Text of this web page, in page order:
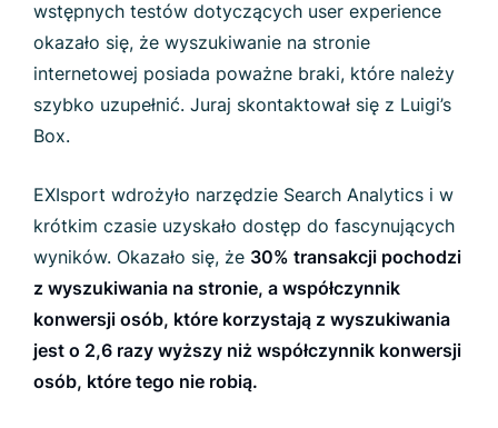
wstępnych testów dotyczących user experience
okazało się, że wyszukiwanie na stronie
internetowej posiada poważne braki, które należy
szybko uzupełnić. Juraj skontaktował się z Luigi’s
Box.
EXIsport wdrożyło narzędzie Search Analytics i w
krótkim czasie uzyskało dostęp do fascynujących
wyników. Okazało się, że 30% transakcji pochodzi
z wyszukiwania na stronie, a współczynnik
konwersji osób, które korzystają z wyszukiwania
jest o 2,6 razy wyższy niż współczynnik konwersji
osób, które tego nie robią.